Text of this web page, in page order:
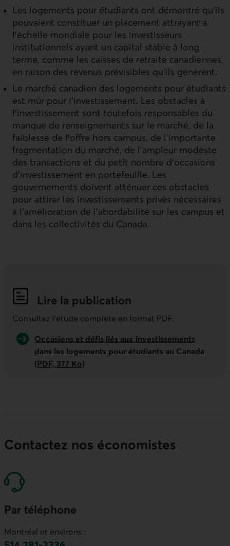
Les logements pour étudiants ont démontré qu’ils
pouvaient constituer un placement attrayant à
l’échelle mondiale pour les investisseurs
institutionnels ayant un capital stable à long
terme, comme les caisses de retraite canadiennes,
en raison des revenus prévisibles qu’ils génèrent.
Le marché canadien des logements pour étudiants
est mûr pour l’investissement. Les obstacles à
l’investissement sont toutefois responsables du
manque de renseignements sur le marché, de la
faiblesse de l’offre hors campus, de l’importante
fragmentation du marché, de l’ampleur modeste
des transactions et du petit nombre d’occasions
d’investissement en portefeuille. Les
gouvernements doivent atténuer ces obstacles
pour attirer les investissements privés nécessaires
à l’amélioration de l’abordabilité sur les campus et
dans les collectivités du Canada.
Lire la publication
Indicateurs économiques de la
Consultez l'étude complète en format PDF.
Occasions et défis liés aux investissements
dans les logements pour étudiants au Canada
(PDF, 377 Ko)
Contactez nos économistes
Par téléphone
Montréal et environs :